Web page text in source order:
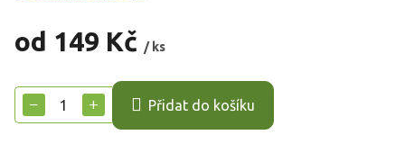
od 149 Kč / ks
cena:
+
− Přidat do košíku